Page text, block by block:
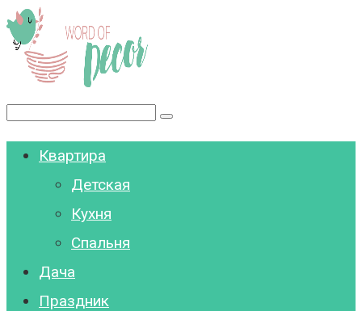
Перейти
к
контенту
Поиск:
Квартира
Детская
Кухня
Спальня
Дача
Праздник